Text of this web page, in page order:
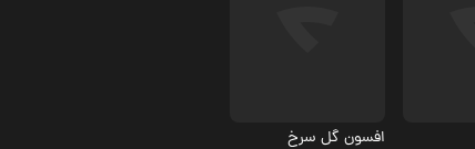
افسون گل سرخ